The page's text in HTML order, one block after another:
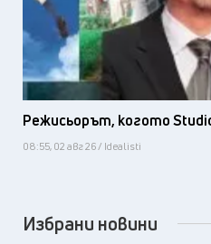
Режисьорът, когото
08:55, 02 авг 26 / Idealisti
Избрани новини